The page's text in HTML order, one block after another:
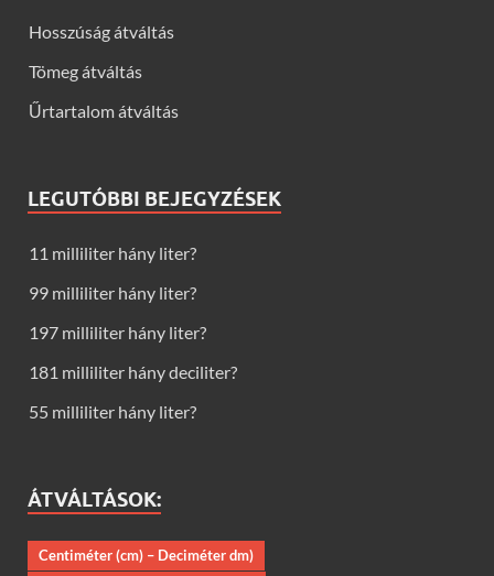
Hosszúság átváltás
Tömeg átváltás
Űrtartalom átváltás
LEGUTÓBBI BEJEGYZÉSEK
11 milliliter hány liter?
99 milliliter hány liter?
197 milliliter hány liter?
181 milliliter hány deciliter?
55 milliliter hány liter?
ÁTVÁLTÁSOK:
Centiméter (cm) – Deciméter dm)